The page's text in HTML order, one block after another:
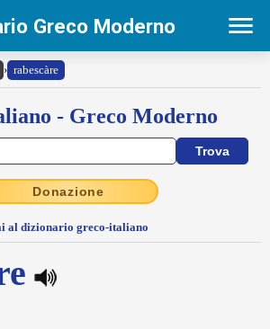
Greco Moderno
› rabescàre
- Greco Moderno
Donazione
al dizionario greco-italiano